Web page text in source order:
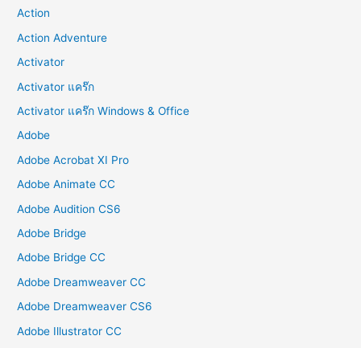
Action
Action Adventure
Activator
Activator แคร๊ก
Activator แคร๊ก Windows & Office
Adobe
Adobe Acrobat XI Pro
Adobe Animate CC
Adobe Audition CS6
Adobe Bridge
Adobe Bridge CC
Adobe Dreamweaver CC
Adobe Dreamweaver CS6
Adobe Illustrator CC